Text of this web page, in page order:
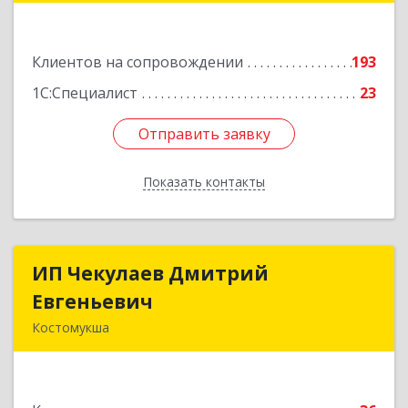
Клиентов на сопровождении
193
1С:Специалист
23
Отправить заявку
Показать контакты
Отправить заявку
Назад
ИП Чекулаев Дмитрий
Евгеньевич
Костомукша
ИП Чекулаев Дмитрий